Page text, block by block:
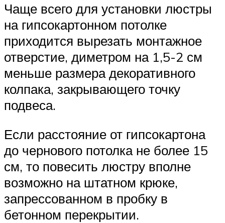
Чаще всего для установки люстры
на гипсокартонном потолке
приходится вырезать монтажное
отверстие, диметром на 1,5-2 см
меньше размера декоративного
колпака, закрывающего точку
подвеса.
Если расстояние от гипсокартона
до чернового потолка не более 15
см, то повесить люстру вполне
возможно на штатном крюке,
запрессованном в пробку в
бетонном перекрытии.